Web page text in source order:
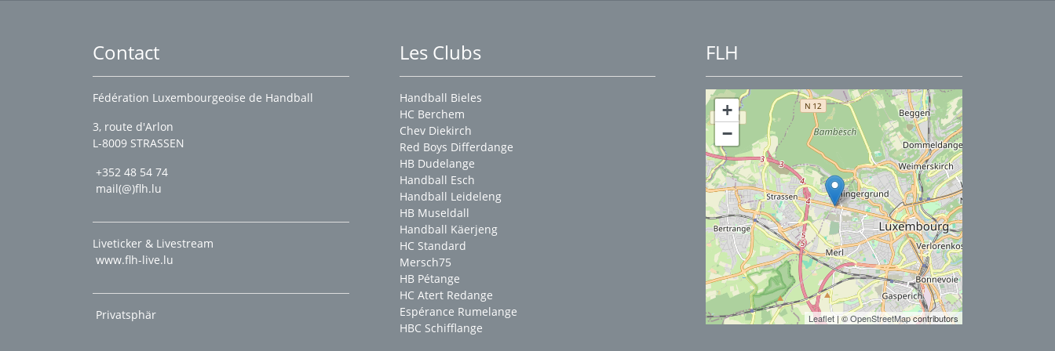
Contact
Fédération Luxembourgeoise de Handball
3, route d'Arlon
L-8009 STRASSEN
+352 48 54 74
mail(@)flh.lu
Liveticker & Livestream
www.flh-live.lu
Privatsphär
Les Clubs
Handball Bieles
HC Berchem
Chev Diekirch
Red Boys Differdange
HB Dudelange
Handball Esch
Handball Leideleng
HB Museldall
Handball Käerjeng
HC Standard
Mersch75
HB Pétange
HC Atert Redange
Espérance Rumelange
HBC Schifflange
FLH
+
−
Leaflet| ©OpenStreetMapcontributors